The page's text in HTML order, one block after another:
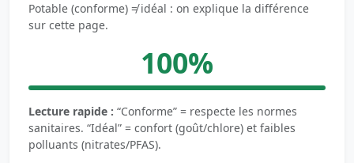
Potable (conforme) ≠ idéal : on explique la différence
sur cette page.
100%
Lecture rapide : “Conforme” = respecte les normes
sanitaires. “Idéal” = confort (goût/chlore) et faibles
polluants (nitrates/PFAS).